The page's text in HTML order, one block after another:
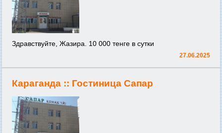
Здравствуйте, Жазира. 10 000 тенге в сутки
27.06.2025
Караганда :: Гостиница Сапар